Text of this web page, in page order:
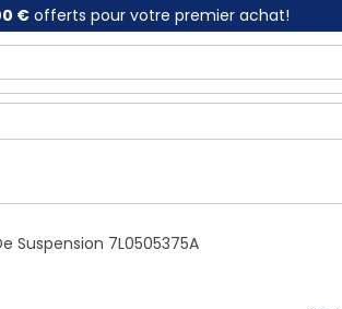
€offerts pour votre premier achat!
Suspension 7L0505375A